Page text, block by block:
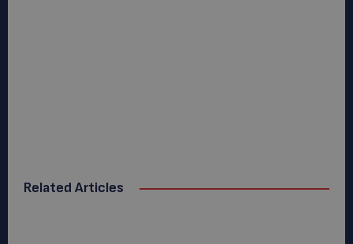
Related Articles